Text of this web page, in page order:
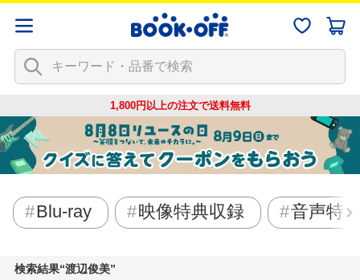
1,800円以上の注文で送料無料
Blu-ray 映像特典収録 音声特
検索結果 渡辺俊美